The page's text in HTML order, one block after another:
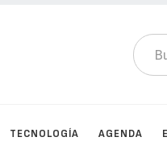
TECNOLOGÍA AGENDA